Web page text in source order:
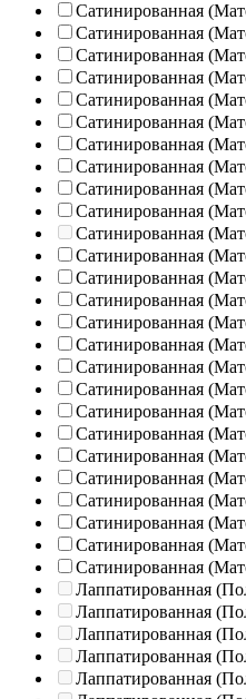
Сатинированная
Сатинированная
Сатинированная
Сатинированная
Сатинированная
Сатинированная
Сатинированная
Сатинированная
Сатинированная
Сатинированная
Сатинированная
Сатинированная
Сатинированная
Сатинированная
Сатинированная
Сатинированная
Сатинированная
Сатинированная
Сатинированная
Сатинированная
Сатинированная
Сатинированная
Сатинированная
Сатинированная
Сатинированная
Сатинированная
Лаппатированная
Лаппатированная
Лаппатированная
Лаппатированная
Лаппатированная